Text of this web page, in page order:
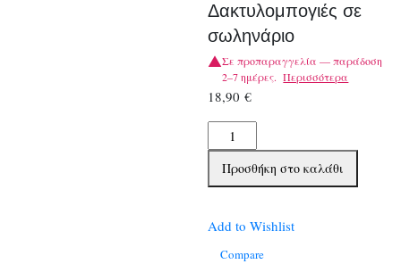
Δακτυλομπογιές σε
σωληνάριο
Σε προπαραγγελία — παράδοση
2–7 ημέρες. Περισσότερα
18,90€
Djeco
6
Δακτυλομπογιές
σωληνάριο
ποσότητα
Προσθήκη στο καλάθι
Add to Wishlist
Compare